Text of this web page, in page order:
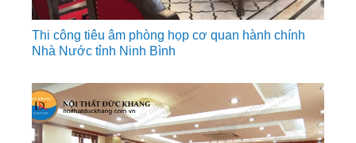
Thi công tiêu âm phòng họp cơ quan hành chính
Nhà Nước tỉnh Ninh Bình